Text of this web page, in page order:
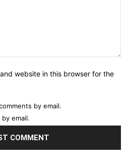
website in this browser for the
by email.
email.